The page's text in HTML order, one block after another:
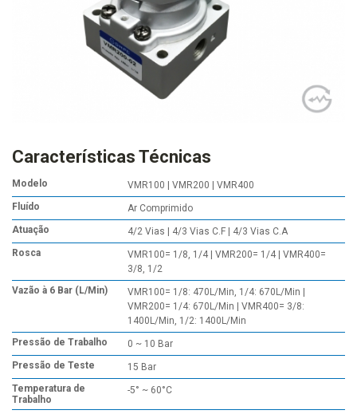
Características Técnicas
Modelo
VMR100 | VMR200 | VMR400
Fluído
Ar Comprimido
Atuação
4/2 Vias | 4/3 Vias C.F | 4/3 Vias C.A
Rosca
VMR100= 1/8, 1/4 | VMR200= 1/4 | VMR400=
3/8, 1/2
Vazão à 6 Bar (L/Min)
VMR100= 1/8: 470L/Min, 1/4: 670L/Min |
VMR200= 1/4: 670L/Min | VMR400= 3/8:
1400L/Min, 1/2: 1400L/Min
Pressão de Trabalho
0 ~ 10 Bar
Pressão de Teste
15 Bar
Temperatura de
Trabalho
-5° ~ 60°C